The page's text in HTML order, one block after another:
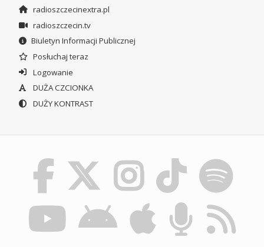
radioszczecinextra.pl
radioszczecin.tv
Biuletyn Informacji Publicznej
Posłuchaj teraz
Logowanie
DUŻA CZCIONKA
DUŻY KONTRAST